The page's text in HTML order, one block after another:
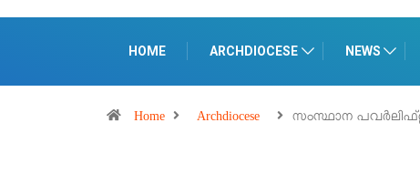
HOME ARCHDIOCESE NEWS
Home Archdiocese സംസ്ഥാന